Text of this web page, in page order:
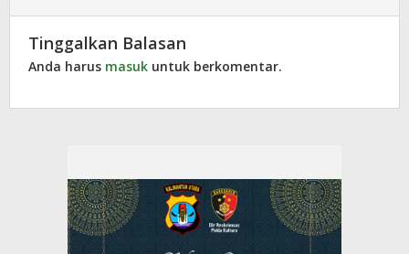
Tinggalkan Balasan
Anda harus masuk untuk berkomentar.